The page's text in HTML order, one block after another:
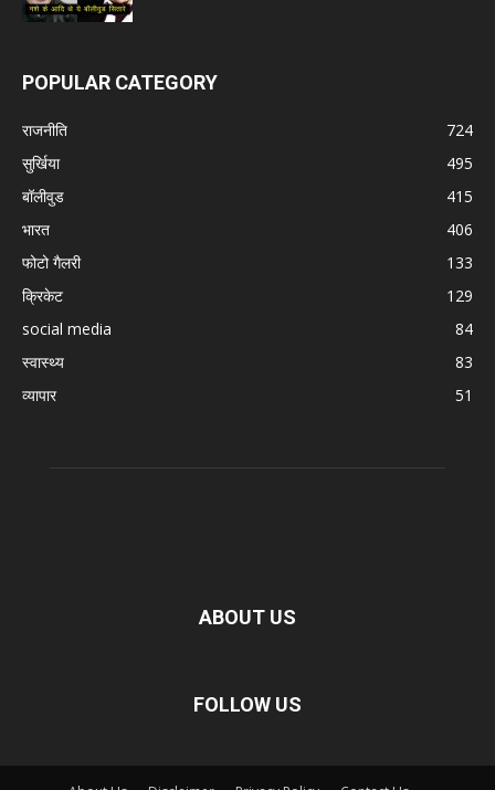
POPULAR CATEGORY
राजनीति
724
सुर्खिया
495
बॉलीवुड
415
भारत
406
फोटो गैलरी
133
क्रिकेट
129
social media
84
स्वास्थ्य
83
व्यापार
51
ABOUT US
FOLLOW US